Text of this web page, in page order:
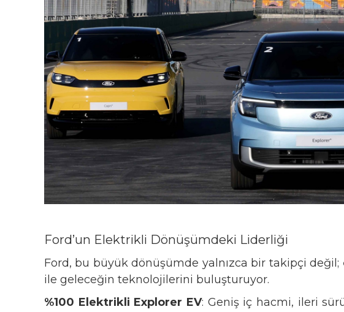
Ford’un Elektrikli Dönüşümdeki Liderliği
Ford, bu büyük dönüşümde yalnızca bir takipçi değil;
ile geleceğin teknolojilerini buluşturuyor.
%100 Elektrikli Explorer EV: Geniş iç hacmi, ileri